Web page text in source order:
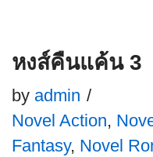
หงส์คืนแค้น 3
by admin
Novel Action,
Fantasy, Novel